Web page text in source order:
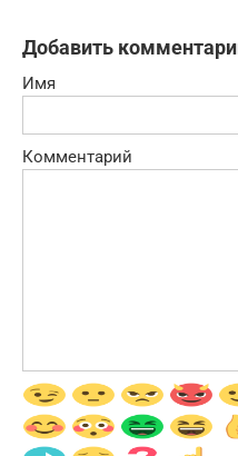
Добавить
Имя
Комментарий